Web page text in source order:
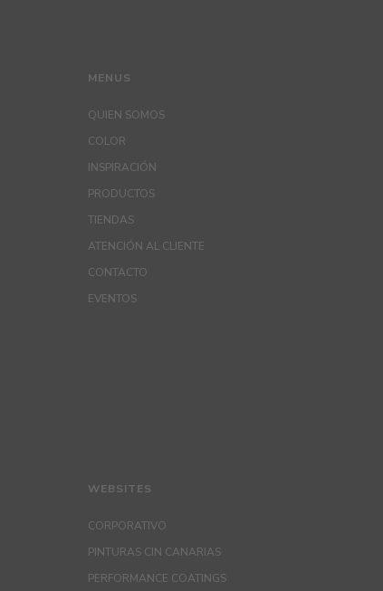
MENUS
QUIEN SOMOS
COLOR
INSPIRACIÓN
PRODUCTOS
TIENDAS
ATENCIÓN AL CLIENTE
CONTACTO
EVENTOS
WEBSITES
CORPORATIVO
PINTURAS CIN CANARIAS
PERFORMANCE COATINGS